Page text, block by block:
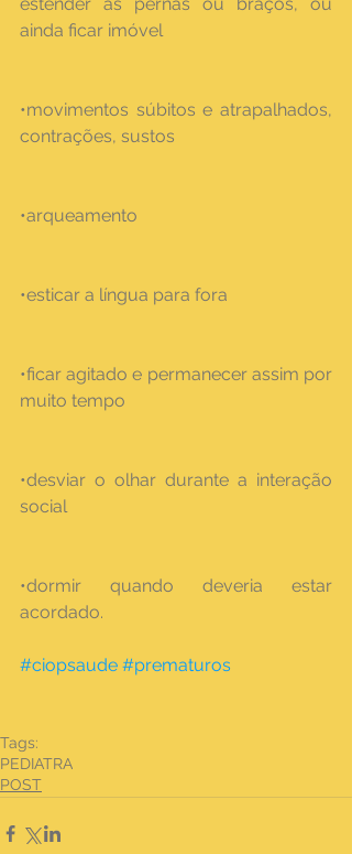
ainda ficar imóvel
•movimentos súbitos e atrapalhados,
contrações, sustos
•arqueamento
•esticar a língua para fora
•ficar agitado e permanecer assim por
muito tempo
•desviar o olhar durante a interação
social
•dormir quando deveria estar
acordado.
#ciopsaude #prematuros
Tags:
PEDIATRA
POST